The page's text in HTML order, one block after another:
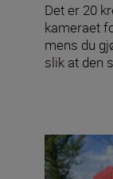
Det er 20
kameraet
mens du
slik at den